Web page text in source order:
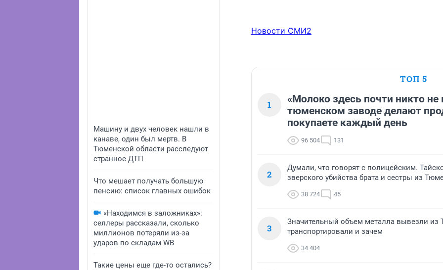
Машину и двух человек нашли в
канаве, один был мертв. В
Тюменской области расследуют
странное ДТП
Что мешает получать большую
пенсию: список главных ошибок
«Находимся в заложниках»:
селлеры рассказали, сколько
миллионов потеряли из-за
ударов по складам WB
Такие цены еще где-то остались?
Новости СМИ2
ТОП 5
1
«Молоко здесь почти никто не
тюменском заводе делают
покупаете каждый день
96 504 131
2
Думали, что говорят с полицейским.
зверского убийства брата и сестры из
38 724 45
3
Значительный объем металла вывезли из
транспортировали и зачем
34 404